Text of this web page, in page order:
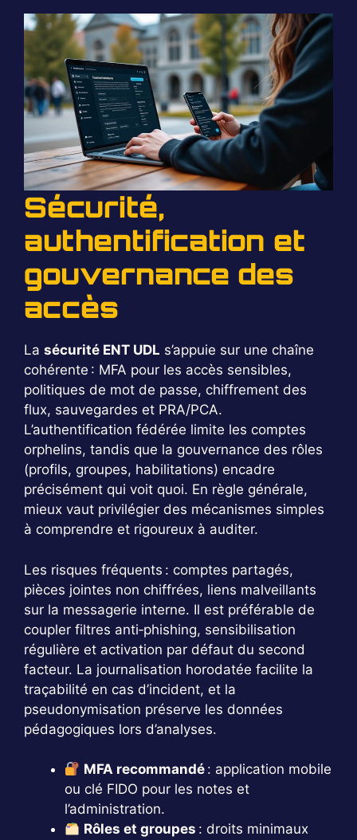
Sécurité,
authentification et
gouvernance des
accès
La sécurité ENT UDL s’appuie sur une chaîne
cohérente : MFA pour les accès sensibles,
politiques de mot de passe, chiffrement des
flux, sauvegardes et PRA/PCA.
L’authentification fédérée limite les comptes
orphelins, tandis que la gouvernance des rôles
(profils, groupes, habilitations) encadre
précisément qui voit quoi. En règle générale,
mieux vaut privilégier des mécanismes simples
à comprendre et rigoureux à auditer.
Les risques fréquents : comptes partagés,
pièces jointes non chiffrées, liens malveillants
sur la messagerie interne. Il est préférable de
coupler filtres anti‑phishing, sensibilisation
régulière et activation par défaut du second
facteur. La journalisation horodatée facilite la
traçabilité en cas d’incident, et la
pseudonymisation préserve les données
pédagogiques lors d’analyses.
MFA recommandé : application mobile
ou clé FIDO pour les notes et
l’administration.
Rôles et groupes : droits minimaux